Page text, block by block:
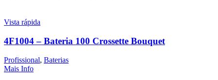
Vista rápida
4F1004 – Bateria 100 Crossette Bouquet
Profissional, Baterias
Mais Info